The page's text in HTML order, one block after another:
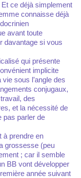
ce déjà simplement
connaisse déjà
avant toute
davantage si vous
qui présente
implicite
sous l’angle des
conjugaux,
des
et la nécessité de
pas parler de
à prendre en
grossesse (peu
; car il semble
BB vont développer
année suivant